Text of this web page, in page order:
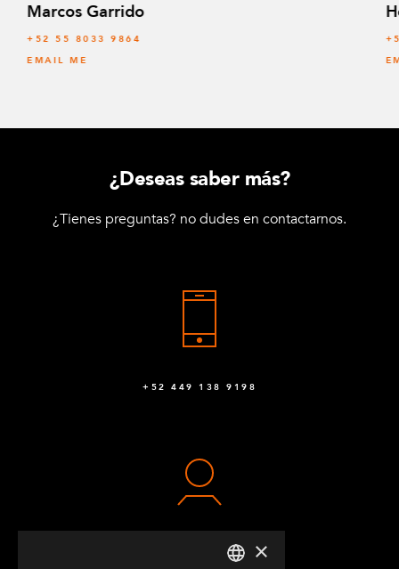
Marcos Garrido
+52 55 8033 9864
EMAIL ME
¿Deseas saber más?
¿Tienes preguntas? no dudes en contactarnos.
+52 449 138 9198
CONTACTO ×